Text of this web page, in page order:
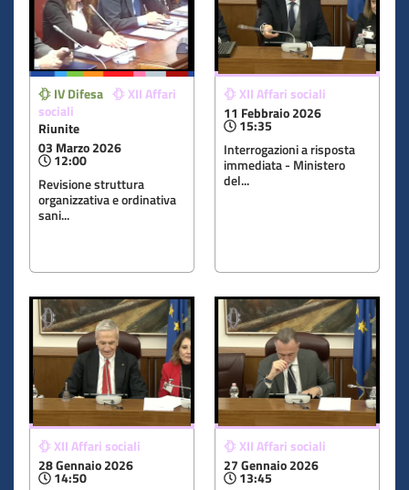
IV Difesa
XII Affari
sociali
Riunite
03 Marzo 2026
12:00
Revisione struttura
organizzativa e ordinativa
sani...
XII Affari sociali
11 Febbraio 2026
15:35
Interrogazioni a risposta
immediata - Ministero
del...
XII Affari sociali
28 Gennaio 2026
14:50
XII Affari sociali
27 Gennaio 2026
13:45